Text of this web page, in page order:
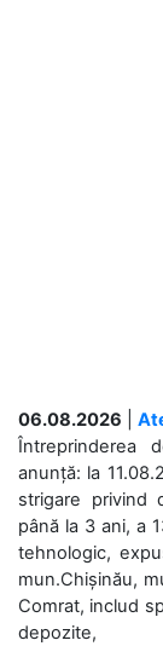
06.08.2026
Întreprinderea
anunță: la
strigare privind
până la 3 ani, a
tehnologic,
mun.Chișinău,
Comrat, includ
depozite,